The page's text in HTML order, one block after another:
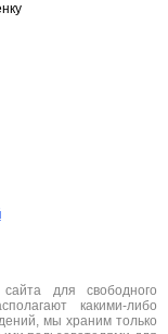
для свободного
какими-либо
мы храним только